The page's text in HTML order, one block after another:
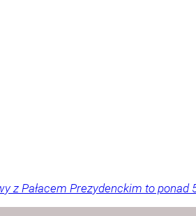
Pałacem Prezydenckim to ponad